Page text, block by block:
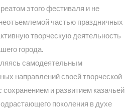
этого фестиваля и не
частью праздничных
творческую деятельность
города.
самодеятельным
направлений своей творческой
и развитием казачьей
поколения в духе